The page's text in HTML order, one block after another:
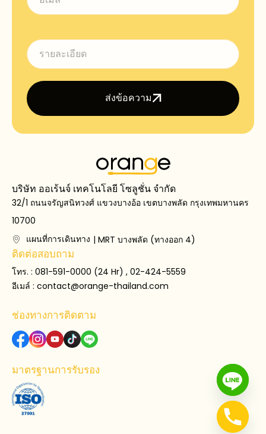
ส่งข้อความ
บริษัท ออเร้นจ์ เทคโนโลยี โซลูชั่น จำกัด
32/1 ถนนจรัญสนิทวงศ์ แขวงบางอ้อ เขตบางพลัด กรุงเทพมหานคร
10700
แผนที่การเดินทาง | MRT บางพลัด (ทางออก 4)
ติดต่อสอบถาม
โทร. : 081-591-0000 (24 Hr) , 02-424-5559
อีเมล์ : contact@orange-thailand.com
ช่องทางการติดตาม
มาตรฐานการรับรอง